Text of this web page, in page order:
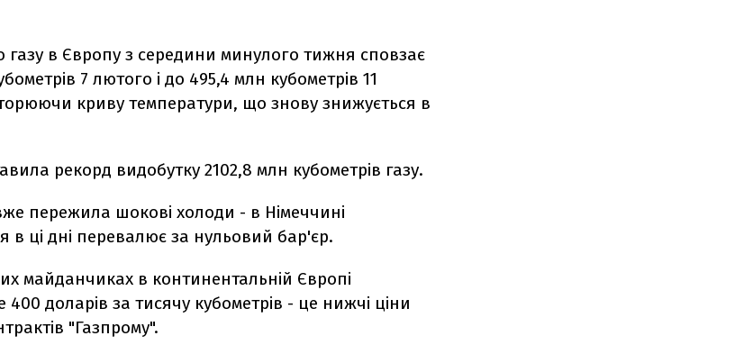
газу в Європу з середини минулого тижня сповзає
7 лютого і до 495,4 млн кубометрів 11
криву температури, що знову знижується в
рекорд видобутку 2102,8 млн кубометрів газу.
пережила шокові холоди - в Німеччині
в ці дні перевалює за нульовий бар'єр.
майданчиках в континентальній Європі
доларів за тисячу кубометрів - це нижчі ціни
"Газпрому".